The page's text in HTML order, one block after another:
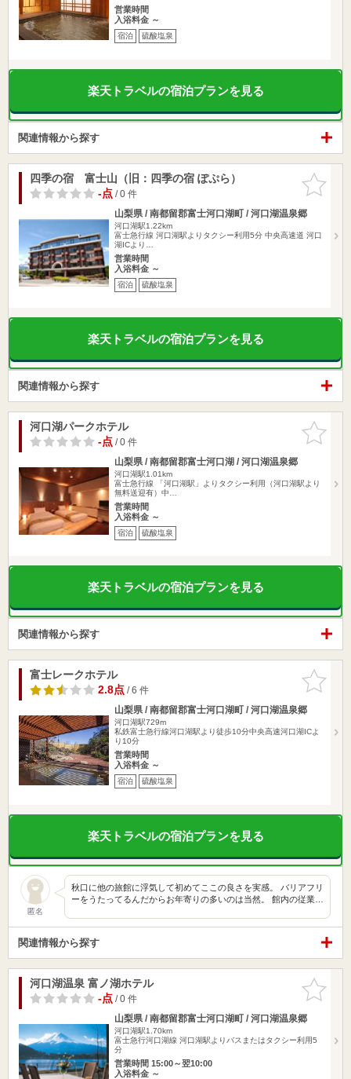
営業時間
入浴料金 ～
宿泊 硫酸塩泉
楽天トラベルの宿泊プランを見る
関連情報から探す
お気に入
りに追加
四季の宿 富士山（旧：四季の宿 ぽぷら）
-点/ 0 件
山梨県 / 南都留郡富士河口湖町 / 河口湖温泉郷
河口湖駅1.22km
富士急行線 河口湖駅よりタクシー利用5分 中央高速道 河口
湖ICより…
営業時間
入浴料金 ～
宿泊 硫酸塩泉
楽天トラベルの宿泊プランを見る
関連情報から探す
お気に入
りに追加
河口湖パークホテル
-点/ 0 件
山梨県 / 南都留郡富士河口湖 / 河口湖温泉郷
河口湖駅1.01km
富士急行線 「河口湖駅」よりタクシー利用（河口湖駅より
無料送迎有）中…
営業時間
入浴料金 ～
宿泊 硫酸塩泉
楽天トラベルの宿泊プランを見る
関連情報から探す
お気に入
りに追加
富士レークホテル
2.8点/ 6 件
山梨県 / 南都留郡富士河口湖町 / 河口湖温泉郷
河口湖駅729m
私鉄富士急行線河口湖駅より徒歩10分中央高速河口湖ICよ
り10分
営業時間
入浴料金 ～
宿泊 硫酸塩泉
楽天トラベルの宿泊プランを見る
匿名
秋口に他の旅館に浮気して初めてここの良さを実感。 バリアフリ
ーをうたってるんだからお年寄りの多いのは当然。 館内の従業…
関連情報から探す
お気に入
りに追加
河口湖温泉 富ノ湖ホテル
-点/ 0 件
山梨県 / 南都留郡富士河口湖町 / 河口湖温泉郷
河口湖駅1.70km
富士急行河口湖線 河口湖駅よりバスまたはタクシー利用5
分
営業時間 15:00～翌10:00
入浴料金 ～